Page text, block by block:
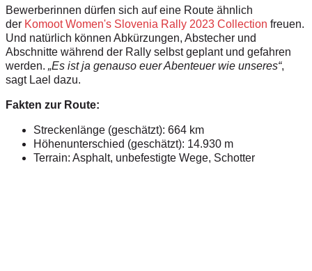
Bewerberinnen dürfen sich auf eine Route ähnlich
der Komoot Women's Slovenia Rally 2023 Collection freuen.
Und natürlich können Abkürzungen, Abstecher und
Abschnitte während der Rally selbst geplant und gefahren
werden. „Es ist ja genauso euer Abenteuer wie unseres“,
sagt Lael dazu.
Fakten zur Route:
Streckenlänge (geschätzt): 664 km
Höhenunterschied (geschätzt): 14.930 m
Terrain: Asphalt, unbefestigte Wege, Schotter